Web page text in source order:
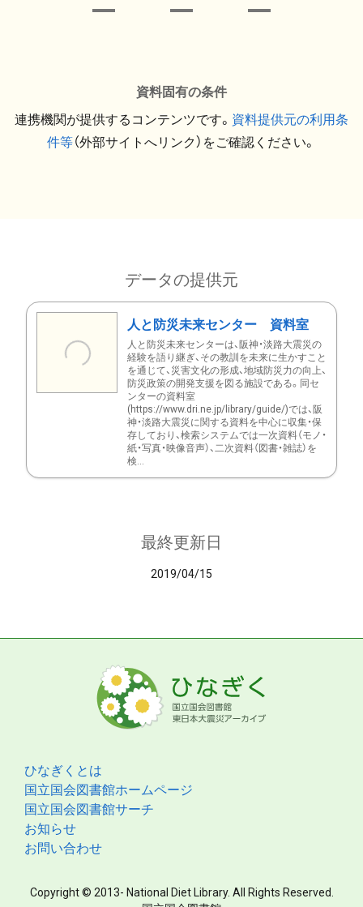
資料固有の条件
連携機関が提供するコンテンツです。 資料提供元の利用条
件等（外部サイトへリンク）をご確認ください。
データの提供元
人と防災未来センター 資料室
人と防災未来センターは、阪神・淡路大震災の
経験を語り継ぎ、その教訓を未来に生かすこと
を通じて、災害文化の形成、地域防災力の向上、
防災政策の開発支援を図る施設である。同セ
ンターの資料室
(https://www.dri.ne.jp/library/guide/)では、阪
神・淡路大震災に関する資料を中心に収集・保
存しており、検索システムでは一次資料（モノ・
紙・写真・映像音声）、二次資料（図書・雑誌）を
検...
最終更新日
2019/04/15
ひなぎくとは
国立国会図書館ホームページ
国立国会図書館サーチ
お知らせ
お問い合わせ
Copyright © 2013- National Diet Library. All Rights Reserved.